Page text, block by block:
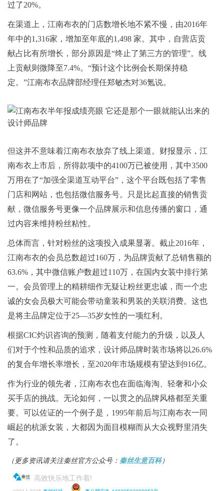
过了20%。
在渠道上，江南布衣的门店数增长地不紧不慢，由2016年
年中的1,316家，增加至年底的1,498 家。其中，自营店贡
献占比有所增长，部分原因是“终止了第三方的管理”。线
上贡献则微降至7.4%。“预计这个比例会长期保持稳
定。”江南布衣品牌部经理任郑敏杰对36氪说。
但这并不意味着江南布衣放弃了线上渠道。财报显示，江
南布衣上市后，所得款项中的4100万已被使用，其中3500
万用在了“加强全渠道互动平台”，这个平台既包括了零售
门店和网站，也包括微信服务号。只是比起直接的销售贡
献，微信服务号更像一个品牌展示和信息传播的窗口，通
过内容来维持粉丝粘性。
总体而言，针对粉丝的这项投入成果显著。截止2016年，
江南布衣的会员总数超过160万，为品牌贡献了总销售额的
63.6%，其中微信账户数超过110万，在国内女装中排行第
一。会员管理上的精耕细作无疑让粉丝更忠诚，而一个忠
诚的女会员极大可能会带动童装和男装的关联消费。这也
是将主品牌定位于25—35岁女性的一项红利。
根据CIC灼识咨询的预测，随着支付能力的升级，以及人
们对于个性和品质的追求，设计师品牌时装市场将以26.6%
的复合年增长率增长，至2020年市场规模有望达到916亿。
作为行业的领先者，江南布衣也在面临海淘、轻奢和小众
买手店的挑战。无论如何，一以贯之的品牌风格都至关重
要。可以佐证的一个例子是，1995年前后与江南布衣一同
崛起的杭派女装，大都因为面目模糊而从大众视野里消失
了。
（更多资讯请关注秦丝官方公众号： 秦丝生意百科）
高效快乐地工作着!